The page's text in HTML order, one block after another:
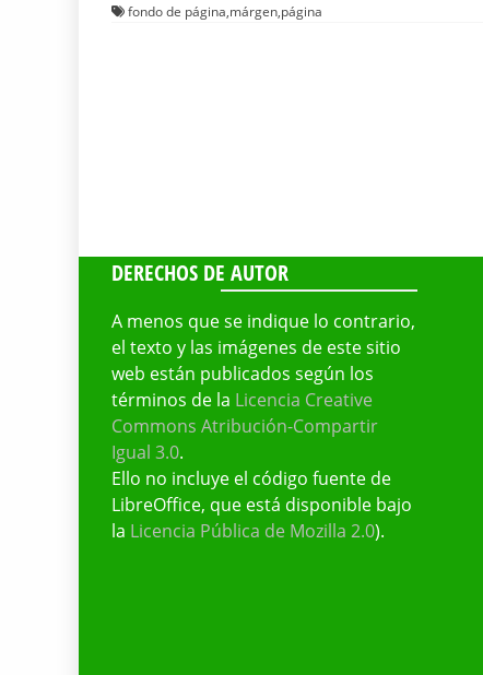
fondo de página,márgen,página
DERECHOS DE AUTOR
A menos que se indique lo contrario,
el texto y las imágenes de este sitio
web están publicados según los
términos de la Licencia Creative
Commons Atribución-Compartir
Igual 3.0.
Ello no incluye el código fuente de
LibreOffice, que está disponible bajo
la Licencia Pública de Mozilla 2.0).